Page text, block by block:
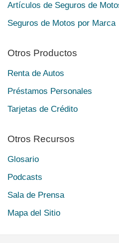
Artículos de Seguros de
Seguros de Motos por Marca
Otros Productos
Renta de Autos
Préstamos Personales
Tarjetas de Crédito
Otros Recursos
Glosario
Podcasts
Sala de Prensa
Mapa del Sitio